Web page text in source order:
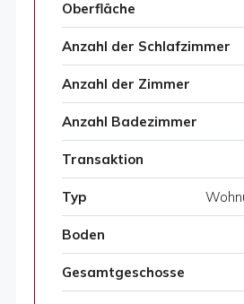
Oberfläche
Anzahl der Schlafzimmer
Anzahl der Zimmer
Anzahl Badezimmer
Transaktion
Typ
Boden
Gesamtgeschosse